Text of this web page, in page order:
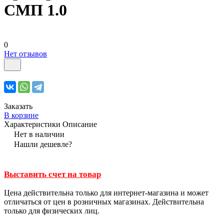
СМП 1.0
0
Нет отзывов
Заказать
В корзине
Характеристики Описание
Нет в наличии
Нашли дешевле?
Выставить счет на товар
Цена действительна только для интернет-магазина и может
отличаться от цен в розничных магазинах. Действительна
только для физических лиц.